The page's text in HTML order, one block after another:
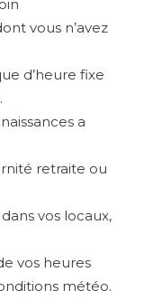
vous n’avez
d’heure fixe
a
retraite ou
vos locaux,
vos heures
météo.